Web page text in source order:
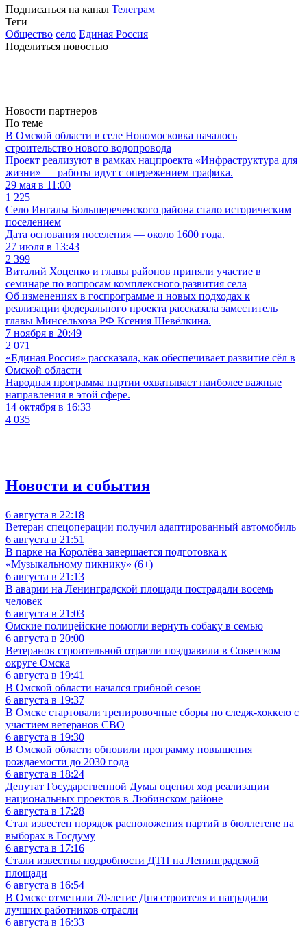
Подписаться на канал Телеграм
Теги
Общество село Единая Россия
Поделиться новостью
Новости партнеров
По теме
В Омской области в селе Новомосковка началось
строительство нового водопровода
Проект реализуют в рамках нацпроекта «Инфраструктура для
жизни» — работы идут с опережением графика.
29 мая в 11:00
1 225
Село Ингалы Большереченского района стало историческим
поселением
Дата основания поселения — около 1600 года.
27 июля в 13:43
2 399
Виталий Хоценко и главы районов приняли участие в
семинаре по вопросам комплексного развития села
Об изменениях в госпрограмме и новых подходах к
реализации федерального проекта рассказала заместитель
главы Минсельхоза РФ Ксения Шевёлкина.
7 ноября в 20:49
2 071
«Единая Россия» рассказала, как обеспечивает развитие сёл в
Омской области
Народная программа партии охватывает наиболее важные
направления в этой сфере.
14 октября в 16:33
4 035
Новости и события
6 августа в 22:18
Ветеран спецоперации получил адаптированный автомобиль
6 августа в 21:51
В парке на Королёва завершается подготовка к
«Музыкальному пикнику» (6+)
6 августа в 21:13
В аварии на Ленинградской площади пострадали восемь
человек
6 августа в 21:03
Омские полицейские помогли вернуть собаку в семью
6 августа в 20:00
Ветеранов строительной отрасли поздравили в Советском
округе Омска
6 августа в 19:41
В Омской области начался грибной сезон
6 августа в 19:37
В Омске стартовали тренировочные сборы по следж-хоккею с
участием ветеранов СВО
6 августа в 19:30
В Омской области обновили программу повышения
рождаемости до 2030 года
6 августа в 18:24
Депутат Государственной Думы оценил ход реализации
национальных проектов в Любинском районе
6 августа в 17:28
Стал известен порядок расположения партий в бюллетене на
выборах в Госдуму
6 августа в 17:16
Стали известны подробности ДТП на Ленинградской
площади
6 августа в 16:54
В Омске отметили 70-летие Дня строителя и наградили
лучших работников отрасли
6 августа в 16:33